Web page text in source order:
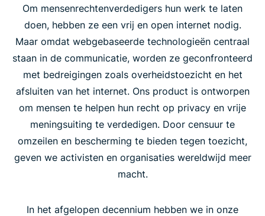
Om mensenrechtenverdedigers hun werk te laten
doen, hebben ze een vrij en open internet nodig.
Maar omdat webgebaseerde technologieën centraal
staan in de communicatie, worden ze geconfronteerd
met bedreigingen zoals overheidstoezicht en het
afsluiten van het internet. Ons product is ontworpen
om mensen te helpen hun recht op privacy en vrije
meningsuiting te verdedigen. Door censuur te
omzeilen en bescherming te bieden tegen toezicht,
geven we activisten en organisaties wereldwijd meer
macht.
In het afgelopen decennium hebben we in onze